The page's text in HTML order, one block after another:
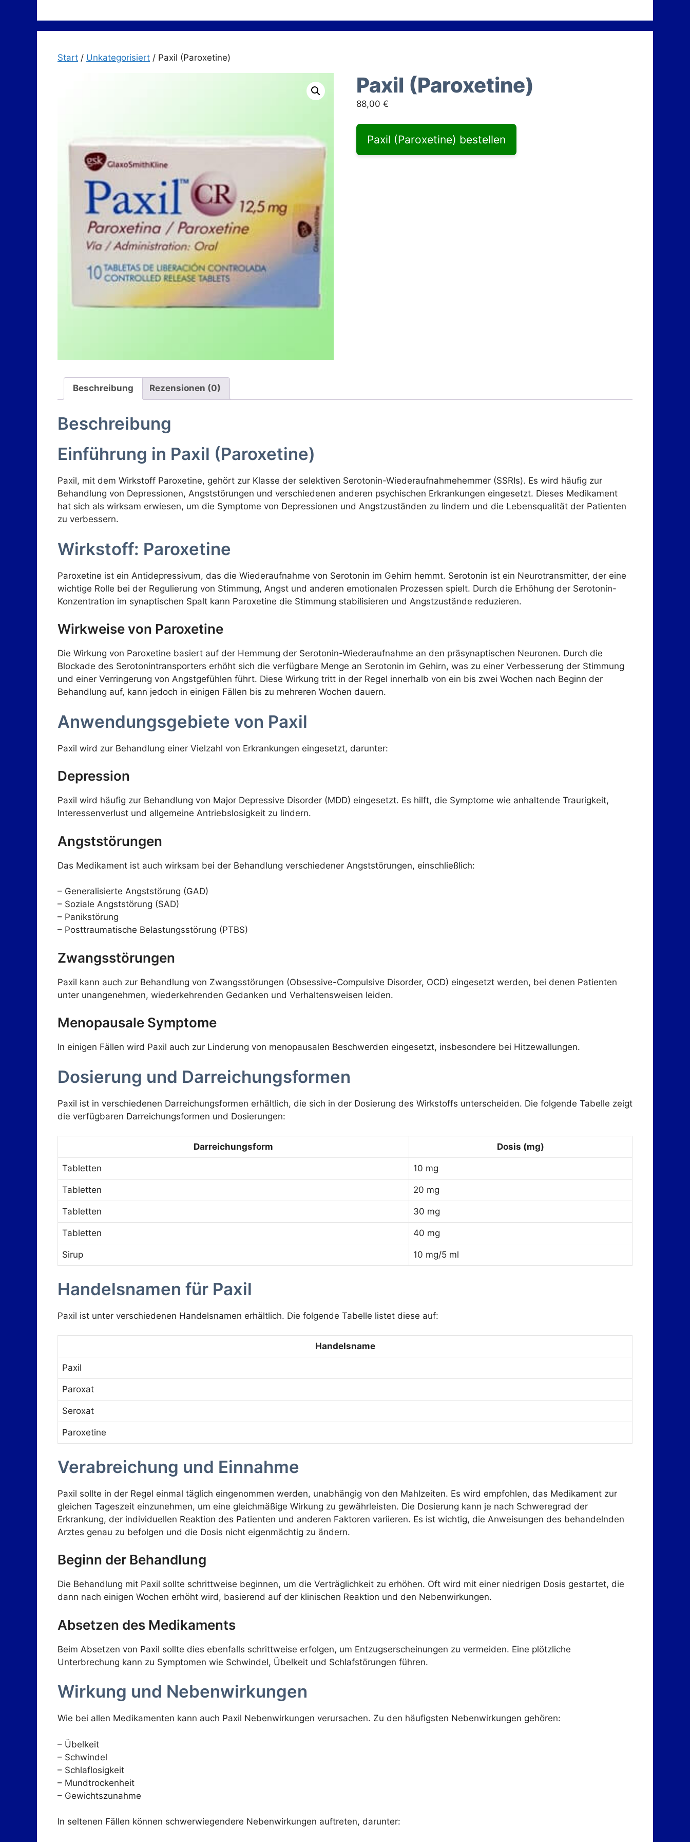
Start / Unkategorisiert / Paxil (Paroxetine)
Paxil (Paroxetine)
88,00€
Paxil (Paroxetine) bestellen
Beschreibung Rezensionen (0)
Beschreibung
Einführung in Paxil (Paroxetine)
Paxil, mit dem Wirkstoff Paroxetine, gehört zur Klasse der selektiven Serotonin-Wiederaufnahmehemmer (SSRIs). Es wird häufig zur
Behandlung von Depressionen, Angststörungen und verschiedenen anderen psychischen Erkrankungen eingesetzt. Dieses Medikament
hat sich als wirksam erwiesen, um die Symptome von Depressionen und Angstzuständen zu lindern und die Lebensqualität der Patienten
zu verbessern.
Wirkstoff: Paroxetine
Paroxetine ist ein Antidepressivum, das die Wiederaufnahme von Serotonin im Gehirn hemmt. Serotonin ist ein Neurotransmitter, der eine
wichtige Rolle bei der Regulierung von Stimmung, Angst und anderen emotionalen Prozessen spielt. Durch die Erhöhung der Serotonin-
Konzentration im synaptischen Spalt kann Paroxetine die Stimmung stabilisieren und Angstzustände reduzieren.
Wirkweise von Paroxetine
Die Wirkung von Paroxetine basiert auf der Hemmung der Serotonin-Wiederaufnahme an den präsynaptischen Neuronen. Durch die
Blockade des Serotonintransporters erhöht sich die verfügbare Menge an Serotonin im Gehirn, was zu einer Verbesserung der Stimmung
und einer Verringerung von Angstgefühlen führt. Diese Wirkung tritt in der Regel innerhalb von ein bis zwei Wochen nach Beginn der
Behandlung auf, kann jedoch in einigen Fällen bis zu mehreren Wochen dauern.
Anwendungsgebiete von Paxil
Paxil wird zur Behandlung einer Vielzahl von Erkrankungen eingesetzt, darunter:
Depression
Paxil wird häufig zur Behandlung von Major Depressive Disorder (MDD) eingesetzt. Es hilft, die Symptome wie anhaltende Traurigkeit,
Interessenverlust und allgemeine Antriebslosigkeit zu lindern.
Angststörungen
Das Medikament ist auch wirksam bei der Behandlung verschiedener Angststörungen, einschließlich:
– Generalisierte Angststörung (GAD)
– Soziale Angststörung (SAD)
– Panikstörung
– Posttraumatische Belastungsstörung (PTBS)
Zwangsstörungen
Paxil kann auch zur Behandlung von Zwangsstörungen (Obsessive-Compulsive Disorder, OCD) eingesetzt werden, bei denen Patienten
unter unangenehmen, wiederkehrenden Gedanken und Verhaltensweisen leiden.
Menopausale Symptome
In einigen Fällen wird Paxil auch zur Linderung von menopausalen Beschwerden eingesetzt, insbesondere bei Hitzewallungen.
Dosierung und Darreichungsformen
Paxil ist in verschiedenen Darreichungsformen erhältlich, die sich in der Dosierung des Wirkstoffs unterscheiden. Die folgende Tabelle zeigt
die verfügbaren Darreichungsformen und Dosierungen:
Darreichungsform Dosis (mg)
Tabletten 10 mg
Tabletten 20 mg
Tabletten 30 mg
Tabletten 40 mg
Sirup 10 mg/5 ml
Handelsnamen für Paxil
Paxil ist unter verschiedenen Handelsnamen erhältlich. Die folgende Tabelle listet diese auf:
Handelsname
Paxil
Paroxat
Seroxat
Paroxetine
Verabreichung und Einnahme
Paxil sollte in der Regel einmal täglich eingenommen werden, unabhängig von den Mahlzeiten. Es wird empfohlen, das Medikament zur
gleichen Tageszeit einzunehmen, um eine gleichmäßige Wirkung zu gewährleisten. Die Dosierung kann je nach Schweregrad der
Erkrankung, der individuellen Reaktion des Patienten und anderen Faktoren variieren. Es ist wichtig, die Anweisungen des behandelnden
Arztes genau zu befolgen und die Dosis nicht eigenmächtig zu ändern.
Beginn der Behandlung
Die Behandlung mit Paxil sollte schrittweise beginnen, um die Verträglichkeit zu erhöhen. Oft wird mit einer niedrigen Dosis gestartet, die
dann nach einigen Wochen erhöht wird, basierend auf der klinischen Reaktion und den Nebenwirkungen.
Absetzen des Medikaments
Beim Absetzen von Paxil sollte dies ebenfalls schrittweise erfolgen, um Entzugserscheinungen zu vermeiden. Eine plötzliche
Unterbrechung kann zu Symptomen wie Schwindel, Übelkeit und Schlafstörungen führen.
Wirkung und Nebenwirkungen
Wie bei allen Medikamenten kann auch Paxil Nebenwirkungen verursachen. Zu den häufigsten Nebenwirkungen gehören:
– Übelkeit
– Schwindel
– Schlaflosigkeit
– Mundtrockenheit
– Gewichtszunahme
In seltenen Fällen können schwerwiegendere Nebenwirkungen auftreten, darunter: